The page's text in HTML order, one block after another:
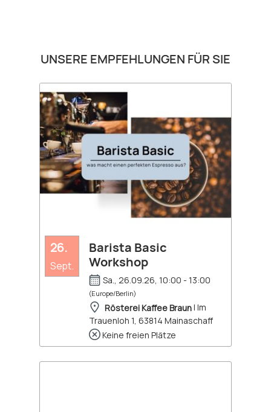
Produktgalerie überspringen
UNSERE EMPFEHLUNGEN FÜR SIE
26.
Sept.
Barista Basic
Workshop
Sa., 26.09.26, 10:00 - 13:00
(Europe/Berlin)
Rösterei Kaffee Braun| Im
Trauenloh 1, 63814 Mainaschaff
Keine freien Plätze